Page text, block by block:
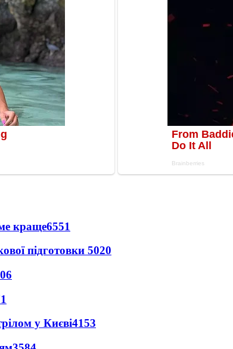
краще6551
підготовки 5020
у Києві4153